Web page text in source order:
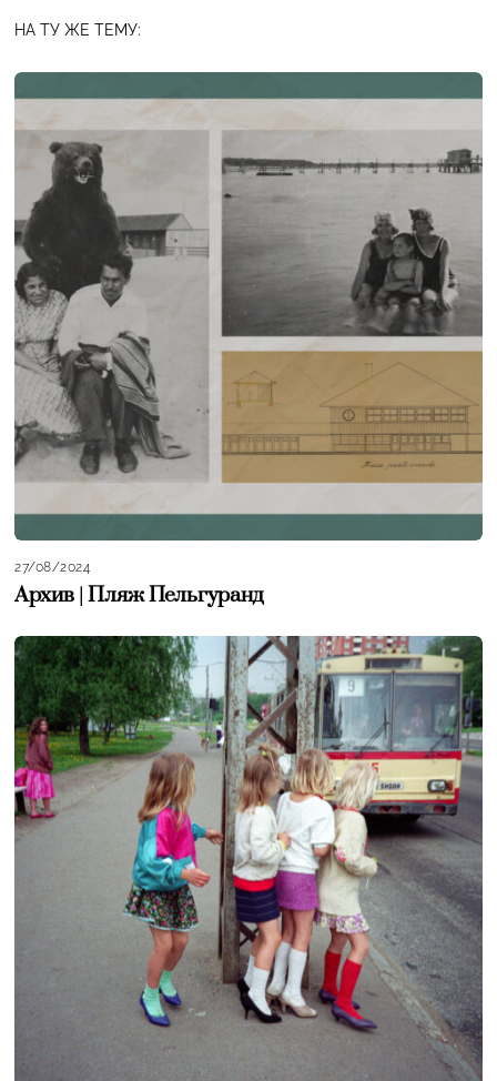
НА ТУ ЖЕ ТЕМУ:
27/08/2024
Архив | Пляж Пельгуранд